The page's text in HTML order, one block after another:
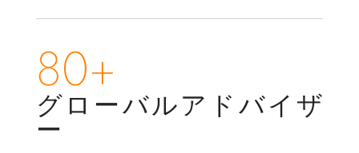
80+
グローバルアドバイザ
ー